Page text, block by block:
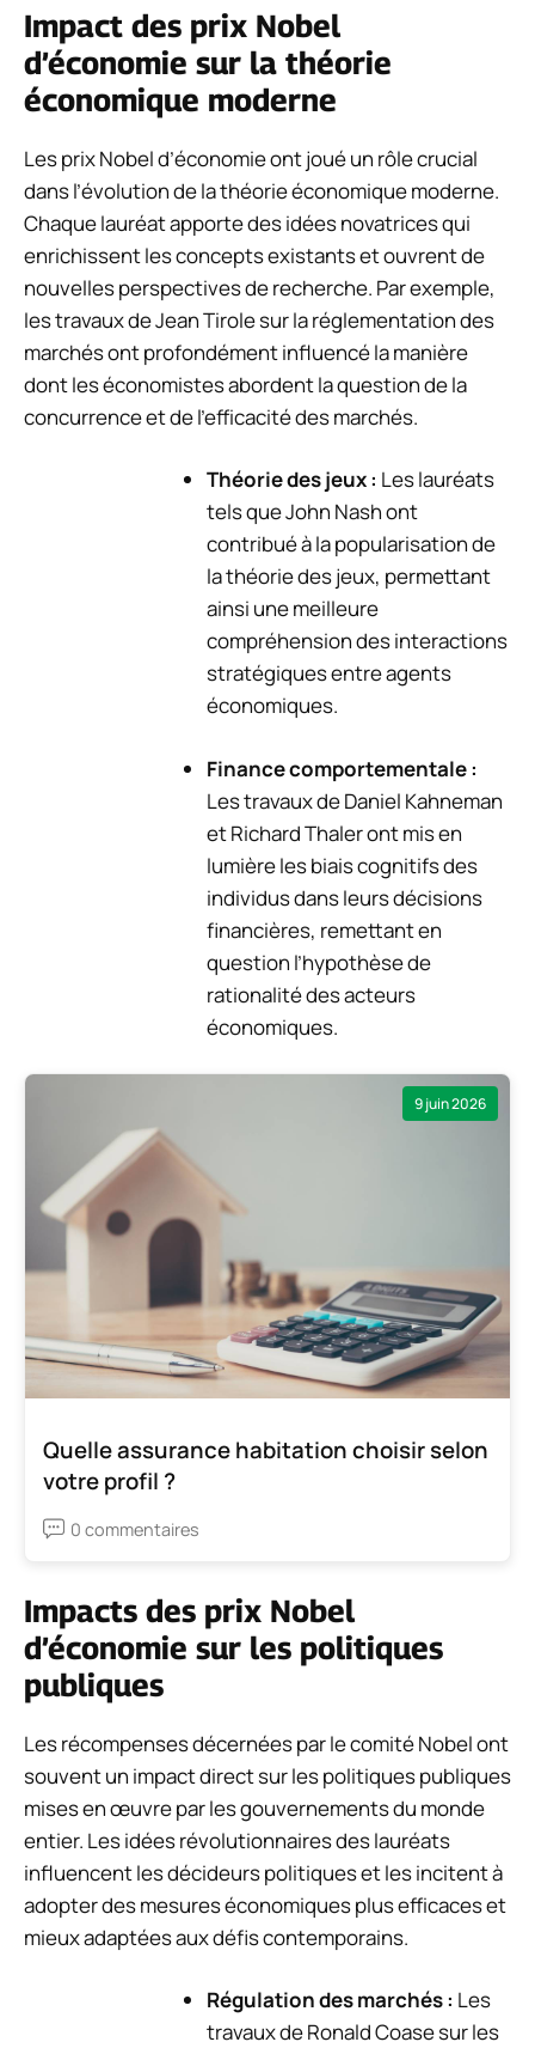
Impact des prix Nobel
d’économie sur la théorie
économique moderne
Les prix Nobel d’économie ont joué un rôle crucial
dans l’évolution de la théorie économique moderne.
Chaque lauréat apporte des idées novatrices qui
enrichissent les concepts existants et ouvrent de
nouvelles perspectives de recherche. Par exemple,
les travaux de Jean Tirole sur la réglementation des
marchés ont profondément influencé la manière
dont les économistes abordent la question de la
concurrence et de l’efficacité des marchés.
Théorie des jeux : Les lauréats
tels que John Nash ont
contribué à la popularisation de
la théorie des jeux, permettant
ainsi une meilleure
compréhension des interactions
stratégiques entre agents
économiques.
Finance comportementale :
Les travaux de Daniel Kahneman
et Richard Thaler ont mis en
lumière les biais cognitifs des
individus dans leurs décisions
financières, remettant en
question l’hypothèse de
rationalité des acteurs
économiques.
9 juin 2026
Quelle assurance habitation choisir selon
votre profil ?
0 commentaires
Impacts des prix Nobel
d’économie sur les politiques
publiques
Les récompenses décernées par le comité Nobel ont
souvent un impact direct sur les politiques publiques
mises en œuvre par les gouvernements du monde
entier. Les idées révolutionnaires des lauréats
influencent les décideurs politiques et les incitent à
adopter des mesures économiques plus efficaces et
mieux adaptées aux défis contemporains.
Régulation des marchés : Les
travaux de Ronald Coase sur les